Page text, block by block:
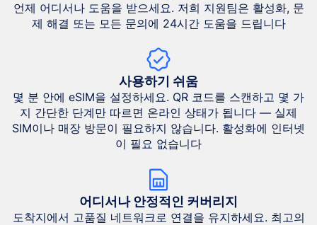
언제 어디서나 도움을 받으세요. 저희 지원팀은 활성화, 문
제 해결 또는 모든 문의에 24시간 도움을 드립니다
사용하기 쉬움
몇 분 안에 eSIM을 설정하세요. QR 코드를 스캔하고 몇 가
지 간단한 단계만 따르면 온라인 상태가 됩니다 — 실제
SIM이나 매장 방문이 필요하지 않습니다. 활성화에 인터넷
이 필요 없습니다
어디서나 안정적인 커버리지
도착지에서 고품질 네트워크로 연결을 유지하세요. 최고의